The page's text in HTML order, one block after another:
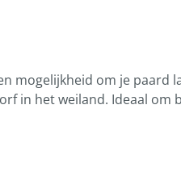
mogelijkheid om je paard
in het weiland. Ideaal